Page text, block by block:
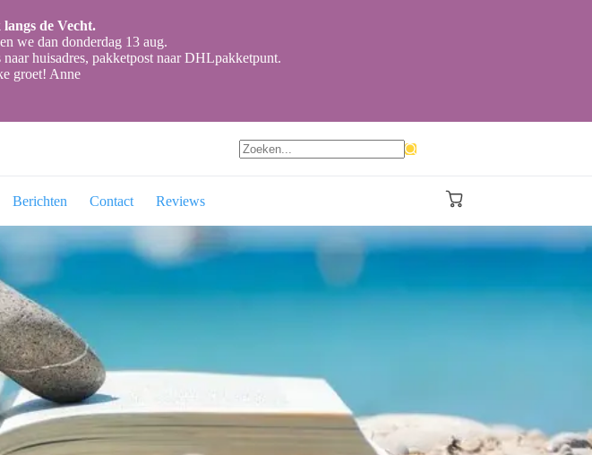
de Vecht.
we dan donderdag 13 aug.
huisadres, pakketpost naar DHLpakketpunt.
groet! Anne
Berichten Contact Reviews Winkelwagen